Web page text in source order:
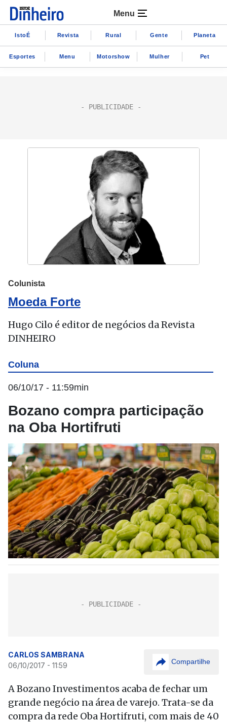
Menu
IstoÉ Revista Rural Gente Planeta
Esportes Menu Motorshow Mulher Pet
Colunista
Moeda Forte
Hugo Cilo é editor de negócios da Revista
DINHEIRO
Coluna
06/10/17 - 11:59min
Bozano compra participação
na Oba Hortifruti
CARLOS SAMBRANA
06/10/2017 - 11:59
Compartilhe
A Bozano Investimentos acaba de fechar um
grande negócio na área de varejo. Trata-se da
compra da rede Oba Hortifruti, com mais de 40